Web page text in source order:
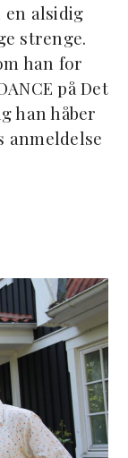
en alsidig
strenge.
han for
på Det
han håber
anmeldelse